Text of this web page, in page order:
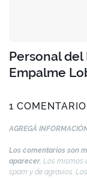
Personal
Empalme
1
AGREGÁ
Los comentarios son
aparecer. Los mismos
spam y de agravios.